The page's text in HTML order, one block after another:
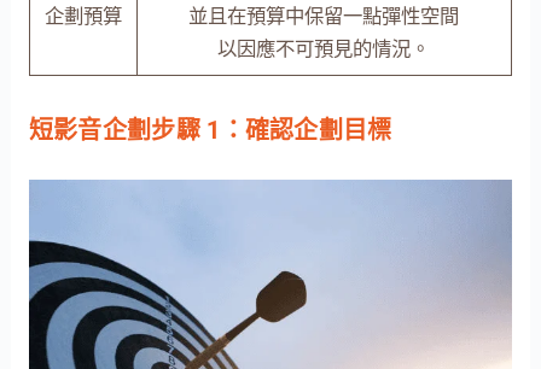
企劃預算
並且在預算中保留一點彈性空間
以因應不可預見的情況。
短影音企劃步驟 1：確認企劃目標